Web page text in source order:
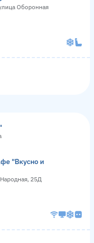
Оборонная
"Вкусно и
25Д